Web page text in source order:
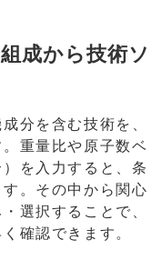
成から技術ソ
分を含む技術を、
重量比や原子数ベ
を入力すると、条
。その中から関心
選択することで、
確認できます。